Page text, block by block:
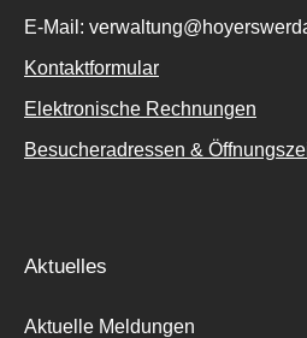
E-Mail:
Kontaktformular
Elektronische Rechnungen
Besucheradressen &
Aktuelles
Aktuelle Meldungen